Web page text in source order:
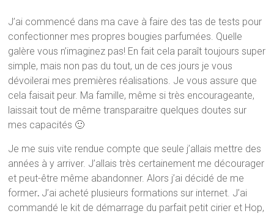
J’ai commencé dans ma cave à faire des tas de tests pour
confectionner mes propres bougies parfumées. Quelle
galère vous n’imaginez pas! En fait cela paraît toujours super
simple, mais non pas du tout, un de ces jours je vous
dévoilerai mes premières réalisations. Je vous assure que
cela faisait peur. Ma famille, même si très encourageante,
laissait tout de même transparaitre quelques doutes sur
mes capacités 🙂
Je me suis vite rendue compte que seule j’allais mettre des
années à y arriver. J’allais très certainement me décourager
et peut-être même abandonner. Alors j’ai décidé de me
former. J’ai acheté plusieurs formations sur internet. J’ai
commandé le kit de démarrage du parfait petit cirier et Hop,